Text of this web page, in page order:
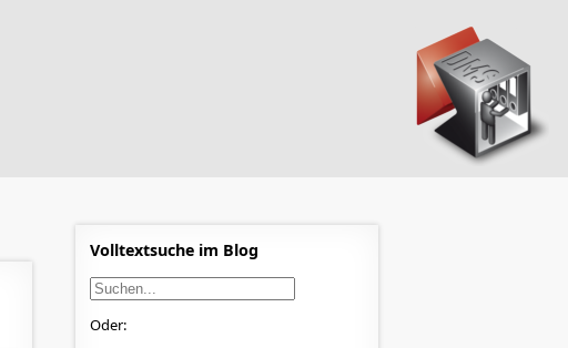
Volltextsuche im Blog
Oder: